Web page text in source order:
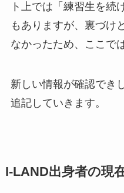
ト上では「練習生を続
もありますが、裏づけ
なかったため、ここで
新しい情報が確認でき
追記していきます。
I-LAND出身者の現